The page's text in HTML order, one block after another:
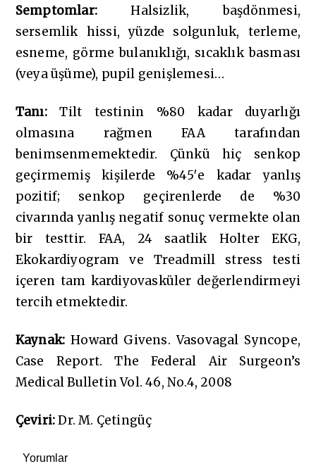
Semptomlar: Halsizlik, başdönmesi,
sersemlik hissi, yüzde solgunluk, terleme,
esneme, görme bulanıklığı, sıcaklık basması
(veya üşüme), pupil genişlemesi…
Tanı:Tilt testinin %80 kadar duyarlığı
olmasına rağmen FAA tarafından
benimsenmemektedir. Çünkü hiç senkop
geçirmemiş kişilerde %45′e kadar yanlış
pozitif; senkop geçirenlerde de %30
civarında yanlış negatif sonuç vermekte olan
bir testtir. FAA, 24 saatlik Holter EKG,
Ekokardiyogram ve Treadmill stress testi
içeren tam kardiyovasküler değerlendirmeyi
tercih etmektedir.
Kaynak: Howard Givens. Vasovagal Syncope,
Case Report. The Federal Air Surgeon’s
Medical Bulletin Vol. 46, No.4, 2008
Çeviri:Dr. M. Çetingüç
Yorumlar